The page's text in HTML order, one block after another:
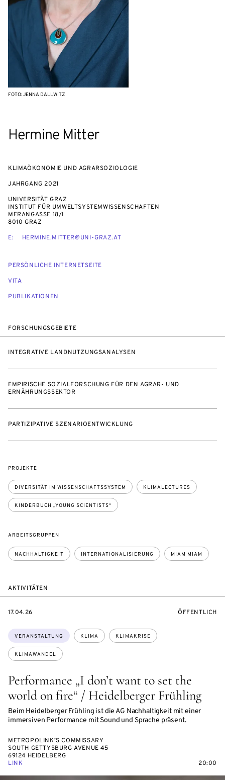
Hermine Mitter
KLIMAÖKONOMIE UND AGRARSOZIOLOGIE
JAHRGANG 2021
UNIVERSITÄT GRAZ
INSTITUT FÜR UMWELTSYSTEMWISSENSCHAFTEN
MERANGASSE 18/I
8010 GRAZ
E:
HERMINE.MITTER@UNI-GRAZ.AT
PERSÖNLICHE INTERNETSEITE
VITA
PUBLIKATIONEN
FOTO: JENNA DALLWITZ
FORSCHUNGSGEBIETE
INTEGRATIVE LANDNUTZUNGSANALYSEN
EMPIRISCHE SOZIALFORSCHUNG FÜR DEN AGRAR- UND
ERNÄHRUNGSSEKTOR
PARTIZIPATIVE SZENARIOENTWICKLUNG
PROJEKTE
DIVERSITÄT IM WISSENSCHAFTSSYSTEM KLIMALECTURES
KINDERBUCH „YOUNG SCIENTISTS“
ARBEITSGRUPPEN
NACHHALTIGKEIT INTERNATIONALISIERUNG MIAM MIAM
AKTIVITÄTEN
Performance „I don’t want to set the
world on fire“ / Heidelberger Frühling
Beim Heidelberger Frühling ist die AG Nachhaltigkeit mit einer
immersiven Performance mit Sound und Sprache präsent.
Themen:
VERANSTALTUNG KLIMA KLIMAKRISE
KLIMAWANDEL
EVENTBEGINSON
17.04.26 ÖFFENTLICH
METROPOLINK’S COMMISSARY
SOUTH GETTYSBURG AVENUE 45
69124 HEIDELBERG
LINK
20:00